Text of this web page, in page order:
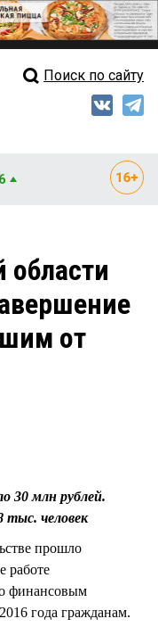
выпуск
Поиск по сайту
области
от
30 млн рублей.
тыс. человек
прошло
работе
финансовым
года гражданам.